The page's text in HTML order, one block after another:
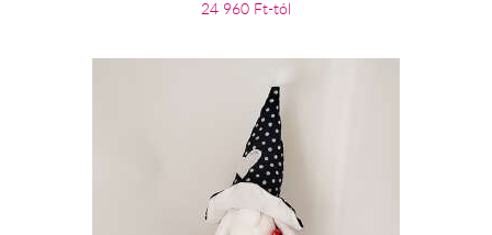
24 960 Ft-tól